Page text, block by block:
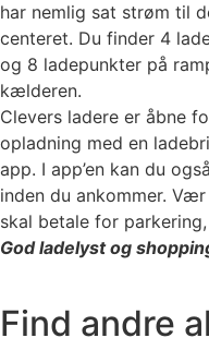
har nemlig sat strøm til
centeret. Du finder 4
og 8 ladepunkter på
kælderen.
Clevers ladere er åbne
opladning med en
app. I app’en kan du
inden du ankommer.
skal betale for
God ladelyst og
Find andre